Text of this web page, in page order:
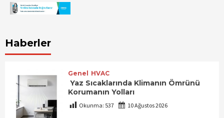
Haberler
Genel HVAC
Yaz Sıcaklarında Klimanın Ömrünü
Korumanın Yolları
Okunma: 537 10 Ağustos 2026